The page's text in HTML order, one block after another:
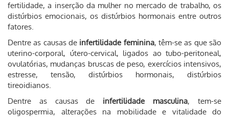
fertilidade, a inserção da mulher no mercado de trabalho, os
distúrbios emocionais, os distúrbios hormonais entre outros
fatores.
Dentre as causas de infertilidade feminina, têm-se as que são
uterino-corporal, útero-cervical, ligados ao tubo-peritoneal,
ovulatórias, mudanças bruscas de peso, exercícios intensivos,
estresse, tensão, distúrbios hormonais, distúrbios
tireoidianos.
Dentre as causas de infertilidade masculina, tem-se
oligospermia, alterações na mobilidade e vitalidade do